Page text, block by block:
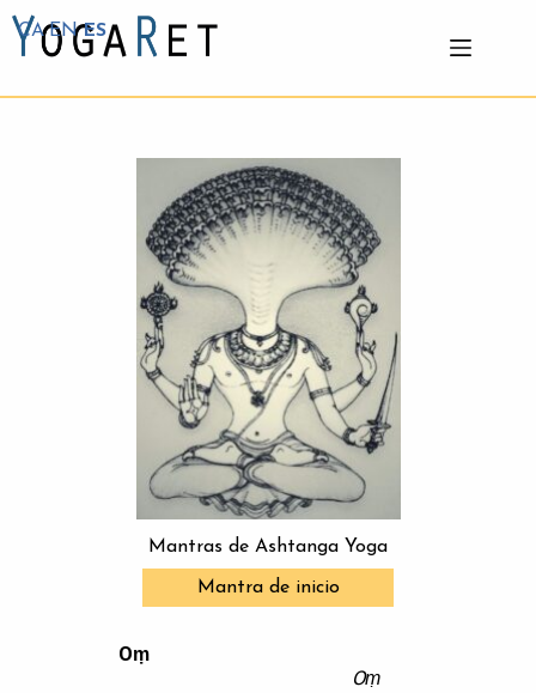
Mantras de Ashtanga Yoga
Mantra de inicio
Oṃ
Oṃ
CA EN ES